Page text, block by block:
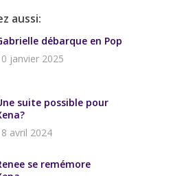
aussi:
débarque en Pop
janvier 2025
suite possible pour
avril 2024
se remémore